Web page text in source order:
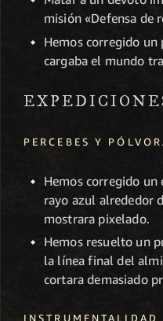
misión «Defensa de
Hemos corregido
cargaba el mundo
PERCEBES Y
Hemos corregido un
rayo azul alrededor
mostrara pixelado.
Hemos resuelto un
la línea final del
cortara demasiado
INSTRUMENTALIDAD